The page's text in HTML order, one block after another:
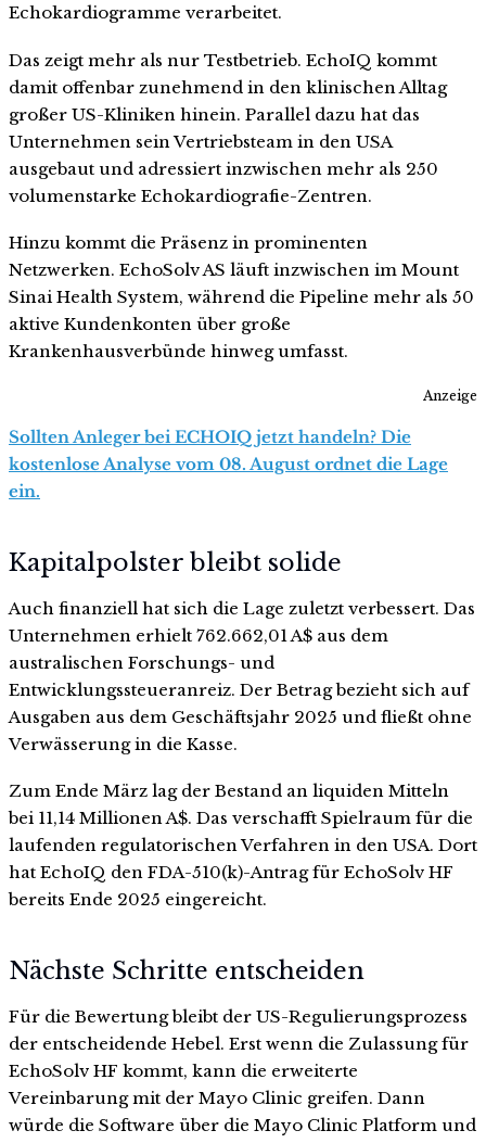
Echokardiogramme verarbeitet.
Das zeigt mehr als nur Testbetrieb. EchoIQ kommt
damit offenbar zunehmend in den klinischen Alltag
großer US-Kliniken hinein. Parallel dazu hat das
Unternehmen sein Vertriebsteam in den USA
ausgebaut und adressiert inzwischen mehr als 250
volumenstarke Echokardiografie-Zentren.
Hinzu kommt die Präsenz in prominenten
Netzwerken. EchoSolv AS läuft inzwischen im Mount
Sinai Health System, während die Pipeline mehr als 50
aktive Kundenkonten über große
Krankenhausverbünde hinweg umfasst.
Anzeige
Sollten Anleger bei ECHOIQ jetzt handeln? Die
kostenlose Analyse vom 08. August ordnet die Lage
ein.
Kapitalpolster bleibt solide
Auch finanziell hat sich die Lage zuletzt verbessert. Das
Unternehmen erhielt 762.662,01 A$ aus dem
australischen Forschungs- und
Entwicklungssteueranreiz. Der Betrag bezieht sich auf
Ausgaben aus dem Geschäftsjahr 2025 und fließt ohne
Verwässerung in die Kasse.
Zum Ende März lag der Bestand an liquiden Mitteln
bei 11,14 Millionen A$. Das verschafft Spielraum für die
laufenden regulatorischen Verfahren in den USA. Dort
hat EchoIQ den FDA-510(k)-Antrag für EchoSolv HF
bereits Ende 2025 eingereicht.
Nächste Schritte entscheiden
Für die Bewertung bleibt der US-Regulierungsprozess
der entscheidende Hebel. Erst wenn die Zulassung für
EchoSolv HF kommt, kann die erweiterte
Vereinbarung mit der Mayo Clinic greifen. Dann
würde die Software über die Mayo Clinic Platform und